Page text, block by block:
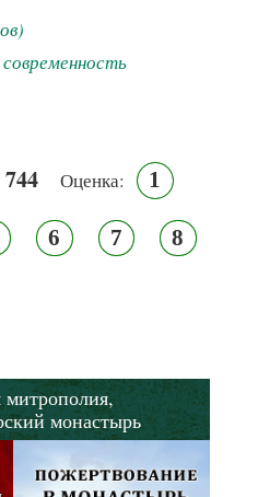
744 Оценка: 1
6 7 8
митрополия,
монастырь